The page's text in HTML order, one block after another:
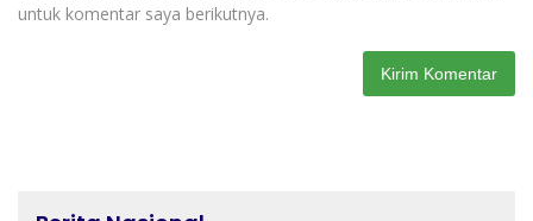
untuk komentar saya berikutnya.